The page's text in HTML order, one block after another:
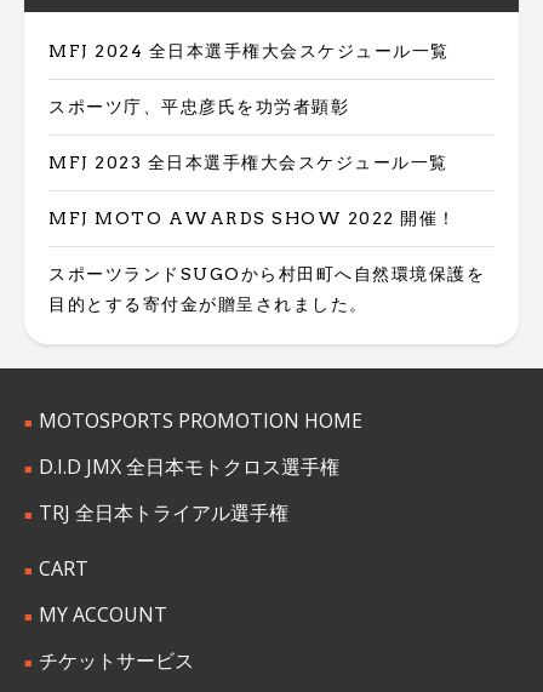
MFJ 2024 全日本選手権大会スケジュール一覧
スポーツ庁、平忠彦氏を功労者顕彰
MFJ 2023 全日本選手権大会スケジュール一覧
MFJ MOTO AWARDS SHOW 2022 開催！
スポーツランドSUGOから村田町へ自然環境保護を
目的とする寄付金が贈呈されました。
MOTOSPORTS PROMOTION HOME
D.I.D JMX 全日本モトクロス選手権
TRJ 全日本トライアル選手権
CART
MY ACCOUNT
チケットサービス